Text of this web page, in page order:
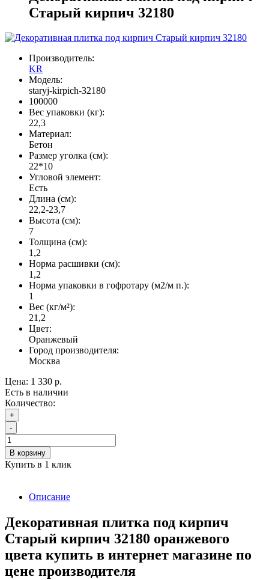
Старый кирпич 32180
Производитель:
KR
Модель:
staryj-kirpich-32180
100000
Вес упаковки (кг):
22,3
Материал:
Бетон
Размер уголка (см):
22*10
Угловой элемент:
Есть
Длина (см):
22,2-23,7
Высота (см):
7
Толщина (см):
1,2
Норма расшивки (см):
1,2
Норма упаковки в гофротару (м2/м п.):
1
Вес (кг/м²):
21,2
Цвет:
Оранжевый
Город производителя:
Москва
Цена: 1 330 р.
Есть в наличии
Количество:
+
-
В корзину
Купить в 1 клик
Описание
Декоративная плитка под кирпич
Старый кирпич 32180 оранжевого
цвета купить в интернет магазине по
цене производителя